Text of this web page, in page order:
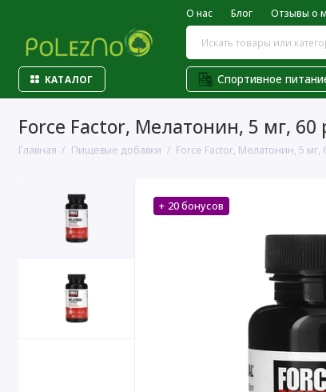
О нас Блог Отзывы о
КАТАЛОГ Спортивное
Force Factor, Мелатонин, 5 мг, 60
Главная Пищевые добавки Force Factor, Мелатонин, 5 мг,
+ 20 бонусов